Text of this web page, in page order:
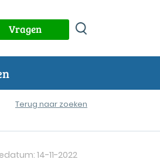
Vragen
Terug naar zoeken
14-11-2022